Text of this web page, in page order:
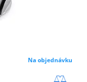
Na objednávku